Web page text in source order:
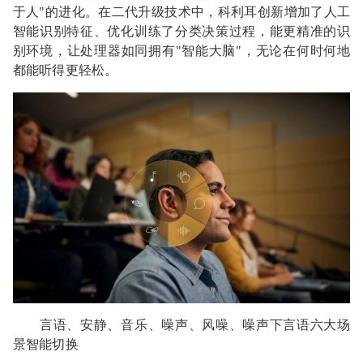
于人"的进化。在二代升级技术中，科利耳创新增加了人工
智能识别特征、优化训练了分类决策过程，能更精准的识
别环境，让处理器如同拥有"智能大脑"，无论在何时何地
都能听得更轻松。
言语、安静、音乐、噪声、风噪、噪声下言语六大场
景智能切换